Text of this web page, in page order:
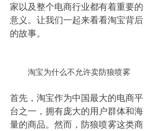
家以及整个电商行业都有着重要的
意义。让我们一起来看看淘宝背后
的故事。
淘宝为什么不允许卖防狼喷雾
首先，淘宝作为中国最大的电商平
台之一，拥有庞大的用户群体和海
量的商品。然而，防狼喷雾这类商